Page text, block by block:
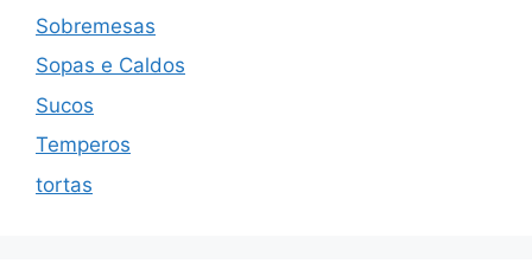
Sobremesas
Sopas e Caldos
Sucos
Temperos
tortas